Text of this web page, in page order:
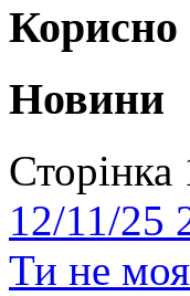
Корисно
Новини
Сторінка
12/11/25
Ти не моя